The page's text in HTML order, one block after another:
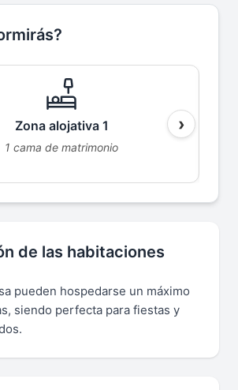
Zona alojativa 1
1 cama de matrimonio
›
de las habitaciones
pueden hospedarse un máximo
siendo perfecta para fiestas y